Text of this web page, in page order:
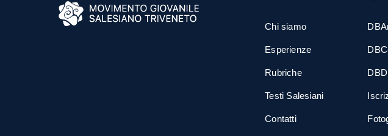
Chi siamo
Esperienze
Rubriche
Testi Salesiani
Contatti